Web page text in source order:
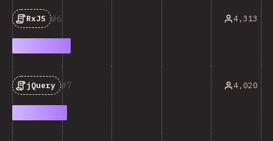
6
RxJS 4,313
7
jQuery 4,020